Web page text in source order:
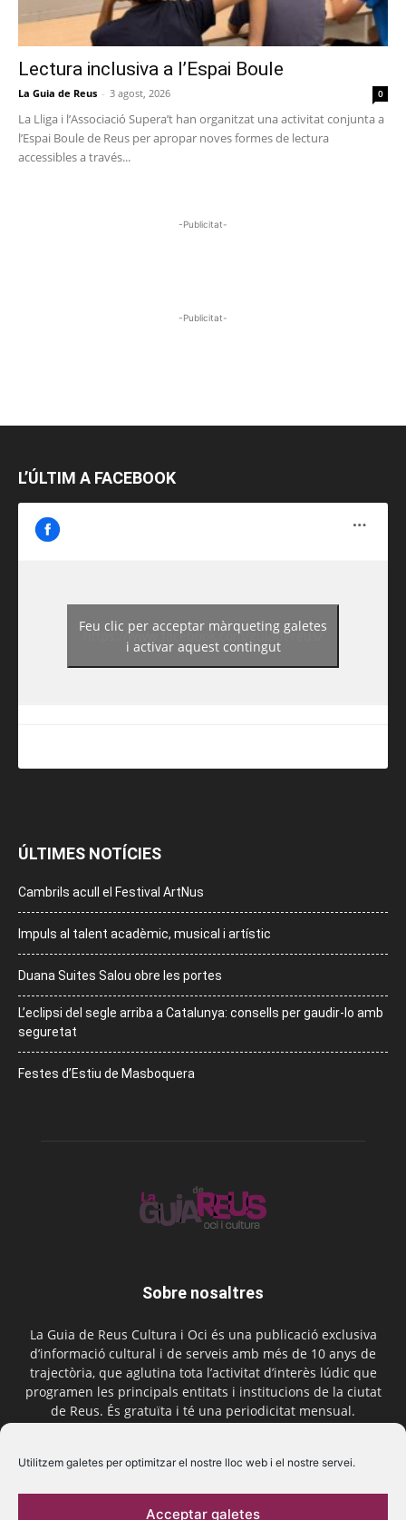
Utilitzem galetes per optimitzar el nostre lloc web i el nostre servei.
Acceptar galetes
Lectura inclusiva a l’Espai Boule
La Guia de Reus - 3 agost, 2026 0
La Lliga i l’Associació Supera’t han organitzat una activitat conjunta a
l’Espai Boule de Reus per apropar noves formes de lectura
accessibles a través...
-Publicitat-
-Publicitat-
L’ÚLTIM A FACEBOOK
https://www.facebook.com/guiadereus/
Feu clic per acceptar màrqueting galetes
i activar aquest contingut
ÚLTIMES NOTÍCIES
Cambrils acull el Festival ArtNus
Impuls al talent acadèmic, musical i artístic
Duana Suites Salou obre les portes
L’eclipsi del segle arriba a Catalunya: consells per gaudir-lo amb
seguretat
Festes d’Estiu de Masboquera
Sobre nosaltres
La Guia de Reus Cultura i Oci és una publicació exclusiva
d’informació cultural i de serveis amb més de 10 anys de
trajectòria, que aglutina tota l’activitat d’interès lúdic que
programen les principals entitats i institucions de la ciutat
de Reus. És gratuïta i té una periodicitat mensual.